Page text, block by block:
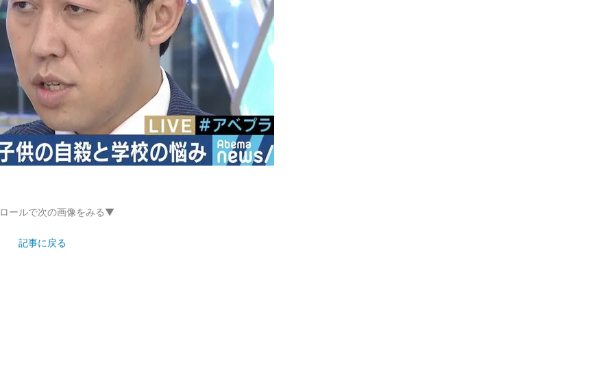
ールで次の画像をみる▼
記事に戻る